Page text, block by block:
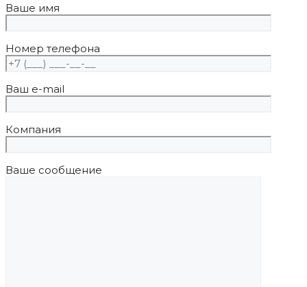
Ваше имя
Номер телефона
Ваш e-mail
Компания
Ваше сообщение